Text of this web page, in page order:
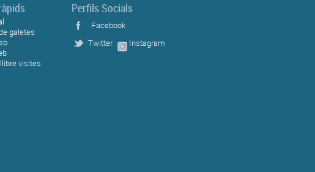
galetes
visites
Perfils Socials
Facebook
Twitter
Instagram